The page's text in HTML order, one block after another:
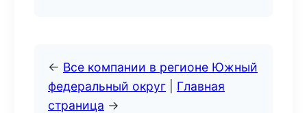
← Все компании в регионе Южный
федеральный округ
Главная
страница →